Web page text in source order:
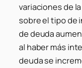
variaciones de
sobre el tipo de
de deuda
al haber más
deuda se